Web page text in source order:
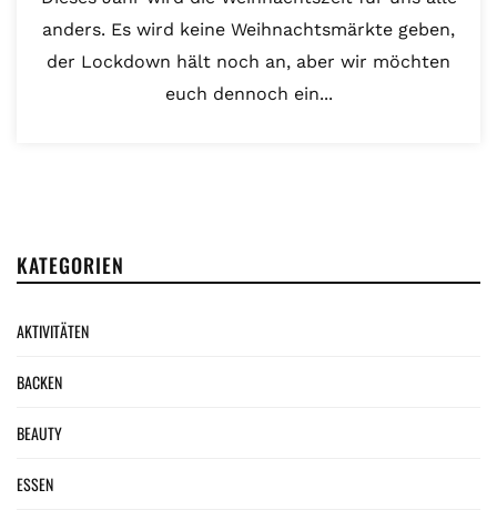
anders. Es wird keine Weihnachtsmärkte geben,
der Lockdown hält noch an, aber wir möchten
euch dennoch ein...
KATEGORIEN
AKTIVITÄTEN
BACKEN
BEAUTY
ESSEN